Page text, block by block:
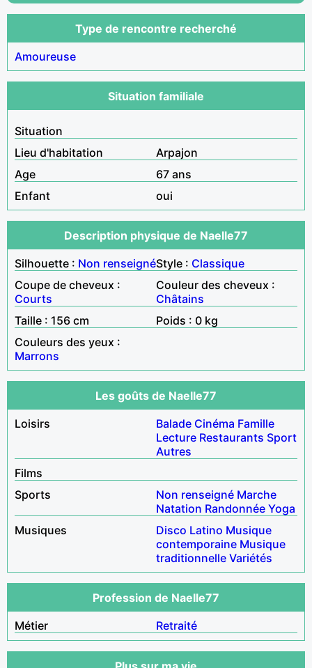
Type de rencontre recherché
Amoureuse
Situation familiale
Situation
Lieu d'habitation
Arpajon
Age
67 ans
Enfant
oui
Description physique de Naelle77
Silhouette : Non renseignéStyle : Classique
Coupe de cheveux :
Courts
Couleur des cheveux :
Châtains
Taille : 156 cm
Poids : 0 kg
Couleurs des yeux :
Marrons
Les goûts de Naelle77
Loisirs
Balade Cinéma Famille
Lecture Restaurants Sport
Autres
Films
Sports
Non renseigné Marche
Natation Randonnée Yoga
Musiques
Disco Latino Musique
contemporaine Musique
traditionnelle Variétés
Profession de Naelle77
Métier
Retraité